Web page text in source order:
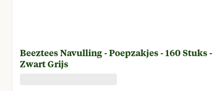
Beeztees Navulling - Poepzakjes - 160 Stuks -
Zwart Grijs